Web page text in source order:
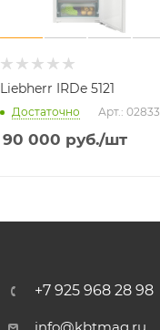
Liebherr IRDe 5121
Достаточно Арт.: 02833
90 000 руб./шт
+7 925 968 28 98